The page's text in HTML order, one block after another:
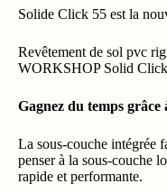
Solide Click 55 est la
Revêtement de sol pvc
WORKSHOP Solid
Gagnez du temps grâce
La sous-couche intégrée
penser à la sous-couche
rapide et performante.